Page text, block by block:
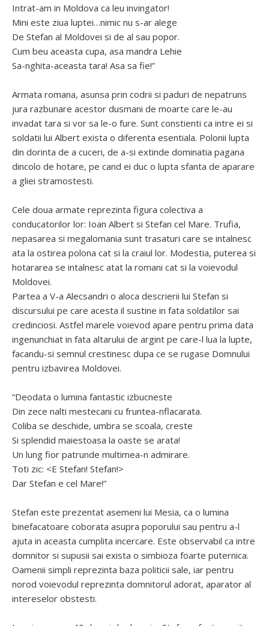
Intrat-am in Moldova ca leu invingator!
Mini este ziua luptei…nimic nu s-ar alege
De Stefan al Moldovei si de al sau popor.
Cum beu aceasta cupa, asa mandra Lehie
Sa-nghita-aceasta tara! Asa sa fie!”
Armata romana, asunsa prin codrii si paduri de nepatruns
jura razbunare acestor dusmani de moarte care le-au
invadat tara si vor sa le-o fure. Sunt constienti ca intre ei si
soldatii lui Albert exista o diferenta esentiala. Polonii lupta
din dorinta de a cuceri, de a-si extinde dominatia pagana
dincolo de hotare, pe cand ei duc o lupta sfanta de aparare
a gliei stramostesti.
Cele doua armate reprezinta figura colectiva a
conducatorilor lor: Ioan Albert si Stefan cel Mare. Trufia,
nepasarea si megalomania sunt trasaturi care se intalnesc
ata la ostirea polona cat si la craiul lor. Modestia, puterea si
hotararea se intalnesc atat la romani cat si la voievodul
Moldovei.
Partea a V-a Alecsandri o aloca descrierii lui Stefan si
discursului pe care acesta il sustine in fata soldatilor sai
credinciosi. Astfel marele voievod apare pentru prima data
ingenunchiat in fata altarului de argint pe care-l lua la lupte,
facandu-si semnul crestinesc dupa ce se rugase Domnului
pentru izbavirea Moldovei.
“Deodata o lumina fantastic izbucneste
Din zece nalti mestecani cu fruntea-nflacarata.
Coliba se deschide, umbra se scoala, creste
Si splendid maiestoasa la oaste se arata!
Un lung fior patrunde multimea-n admirare.
Toti zic: <E Stefan! Stefan!>
Dar Stefan e cel Mare!”
Stefan este prezentat asemeni lui Mesia, ca o lumina
binefacatoare coborata asupra poporului sau pentru a-l
ajuta in aceasta cumplita incercare. Este observabil ca intre
domnitor si supusii sai exista o simbioza foarte puternica.
Oamenii simpli reprezinta baza politicii sale, iar pentru
norod voievodul reprezinta domnitorul adorat, aparator al
intereselor obstesti.